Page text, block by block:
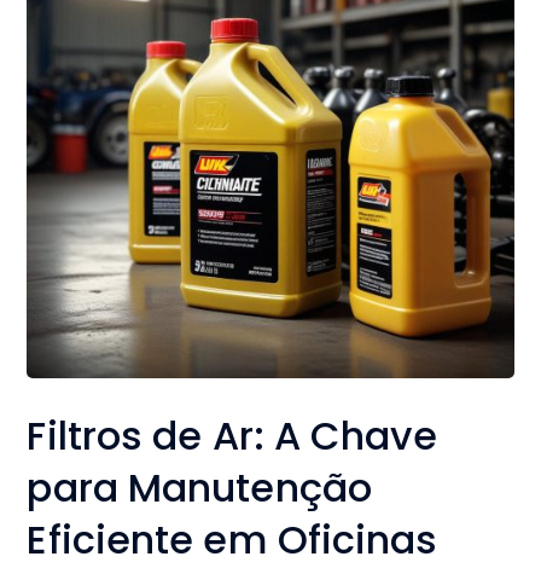
Filtros de Ar: A Chave
para Manutenção
Eficiente em Oficinas